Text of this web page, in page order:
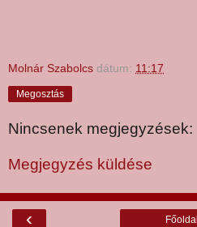
Molnár Szabolcs dátum: 11:17
Megosztás
Nincsenek megjegyzések:
Megjegyzés küldése
‹ Főoldal